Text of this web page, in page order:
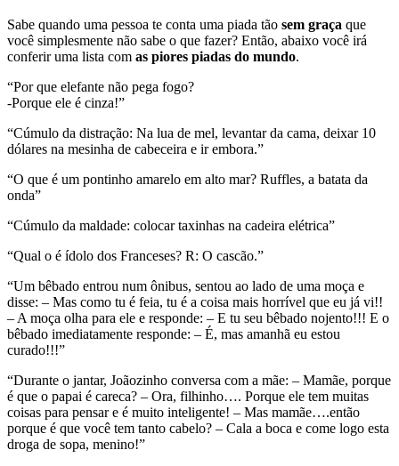
Sabe quando uma pessoa te conta uma piada tão sem graça que
você simplesmente não sabe o que fazer? Então, abaixo você irá
conferir uma lista com as piores piadas do mundo.
“Por que elefante não pega fogo?
-Porque ele é cinza!”
“Cúmulo da distração: Na lua de mel, levantar da cama, deixar 10
dólares na mesinha de cabeceira e ir embora.”
“O que é um pontinho amarelo em alto mar? Ruffles, a batata da
onda”
“Cúmulo da maldade: colocar taxinhas na cadeira elétrica”
“Qual o é ídolo dos Franceses? R: O cascão.”
“Um bêbado entrou num ônibus, sentou ao lado de uma moça e
disse: – Mas como tu é feia, tu é a coisa mais horrível que eu já vi!!
– A moça olha para ele e responde: – E tu seu bêbado nojento!!! E o
bêbado imediatamente responde: – É, mas amanhã eu estou
curado!!!”
“Durante o jantar, Joãozinho conversa com a mãe: – Mamãe, porque
é que o papai é careca? – Ora, filhinho…. Porque ele tem muitas
coisas para pensar e é muito inteligente! – Mas mamãe….então
porque é que você tem tanto cabelo? – Cala a boca e come logo esta
droga de sopa, menino!”